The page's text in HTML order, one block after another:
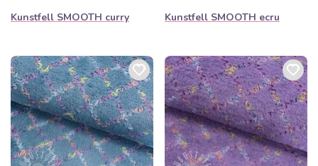
Kunstfell SMOOTH curry Kunstfell SMOOTH ecru